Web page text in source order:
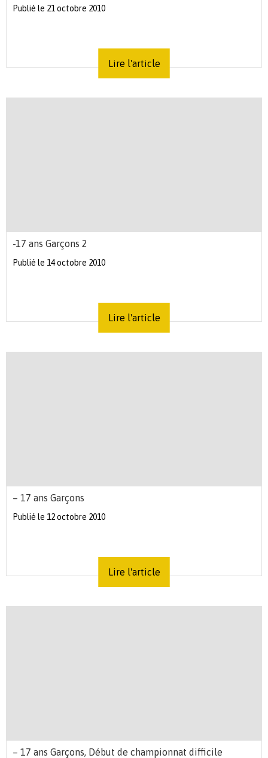
Publié le 21 octobre 2010
Lire l'article
-17 ans Garçons 2
Publié le 14 octobre 2010
Lire l'article
– 17 ans Garçons
Publié le 12 octobre 2010
Lire l'article
– 17 ans Garçons, Début de championnat difficile